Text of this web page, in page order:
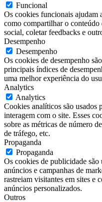
Funcional
Os cookies funcionais ajudam
como compartilhar o
social, coletar feedbacks e
Desempenho
Desempenho
Os cookies de desempenho
principais índices de
uma melhor experiência do
Analytics
Analytics
Cookies analíticos são usados
interagem com o site. Esses
sobre as métricas de número
de tráfego, etc.
Propaganda
Propaganda
Os cookies de publicidade são
anúncios e campanhas de
rastreiam visitantes em sites e
anúncios personalizados.
Outros